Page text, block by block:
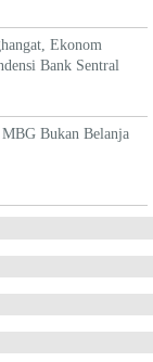
Ekonom
Bank Sentral
Bukan Belanja